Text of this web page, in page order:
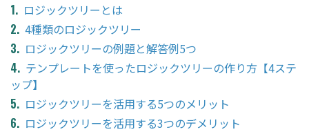
ロジックツリーとは
4種類のロジックツリー
ロジックツリーの例題と解答例5つ
テンプレートを使ったロジックツリーの作り方【4ステ
ップ】
ロジックツリーを活用する5つのメリット
ロジックツリーを活用する3つのデメリット